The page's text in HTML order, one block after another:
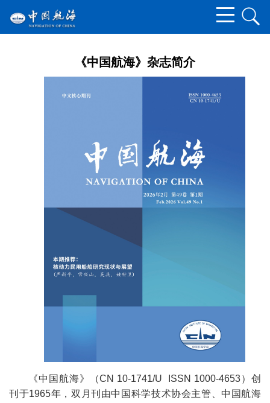
《中国航海》杂志简介
《中国航海》（CN 10-1741/U ISSN 1000-4653）创
刊于1965年，双月刊由中国科学技术协会主管、中国航海